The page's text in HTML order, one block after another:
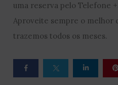
uma reserva pelo Telefone
Aproveite sempre o melhor
trazemos todos os meses.